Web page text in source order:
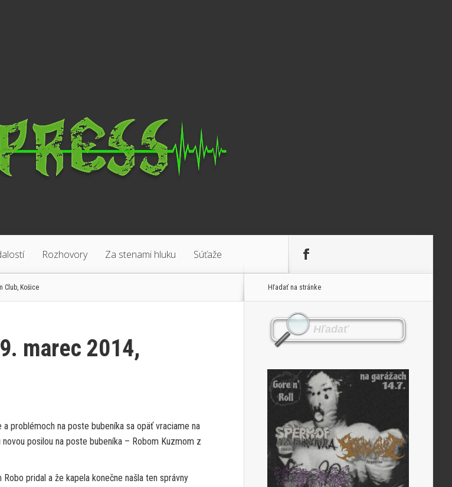
Rozhovory Za stenami hluku Súťaže
Club, Košice
marec 2014,
problémoch na poste bubeníka sa opäť vraciame na
posilou na poste bubeníka – Robom Kuzmom z
pridal a že kapela konečne našla ten správny
Hľadať na stránke